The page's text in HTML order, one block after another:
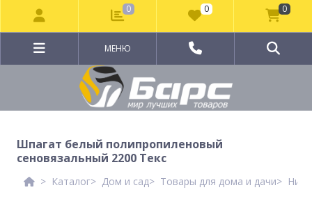
МЕНЮ
Шпагат белый полипропиленовый
сеновязальный 2200 Текс
Каталог Дом и сад Товары для дома и дачи
0 0 0